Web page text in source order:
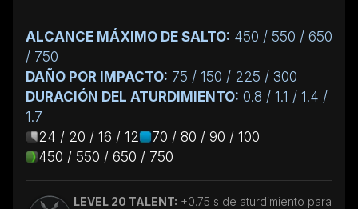
ALCANCE MÁXIMO DE SALTO: 450 / 550 / 650
/ 750
DAÑO POR IMPACTO: 75 / 150 / 225 / 300
DURACIÓN DEL ATURDIMIENTO: 0.8 / 1.1 / 1.4 /
1.7
24 / 20 / 16 / 12
70 / 80 / 90 / 100
450 / 550 / 650 / 750
LEVEL 20 TALENT: +0.75 s de aturdimiento para